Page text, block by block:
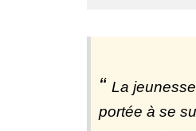
La
portée à se